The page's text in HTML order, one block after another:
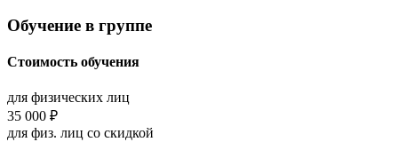
Обучение в группе
Стоимость обучения
для физических лиц
35 000 ₽
для физ. лиц со скидкой